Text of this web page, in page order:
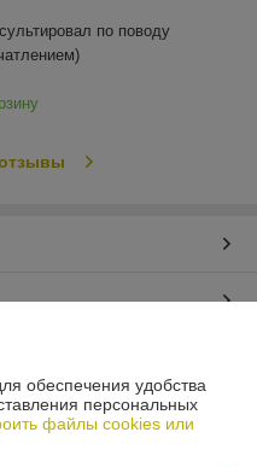
по поводу
обеспечения удобства
персональных
файлы cookies или